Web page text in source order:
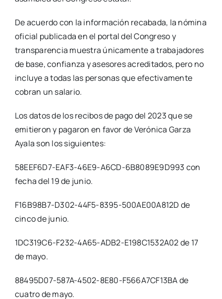
De acuerdo con la información recabada, la nómina
oficial publicada en el portal del Congreso y
transparencia muestra únicamente a trabajadores
de base, confianza y asesores acreditados, pero no
incluye a todas las personas que efectivamente
cobran un salario.
Los datos de los recibos de pago del 2023 que se
emitieron y pagaron en favor de Verónica Garza
Ayala son los siguientes:
58EEF6D7-EAF3-46E9-A6CD-6B8089E9D993 con
fecha del 19 de junio.
F16B98B7-D302-44F5-8395-500AE00A812D de
cinco de junio.
1DC319C6-F232-4A65-ADB2-E198C1532A02 de 17
de mayo.
88495D07-587A-4502-8E80-F566A7CF13BA de
cuatro de mayo.